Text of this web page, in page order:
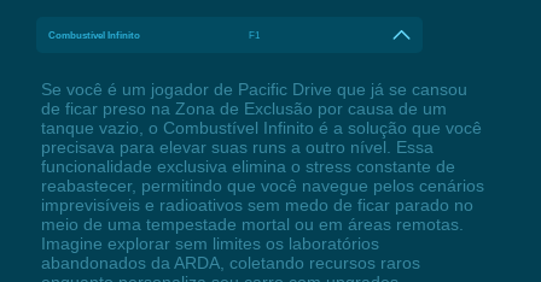
Combustível Infinito F1
Se você é um jogador de Pacific Drive que já se cansou
de ficar preso na Zona de Exclusão por causa de um
tanque vazio, o Combustível Infinito é a solução que você
precisava para elevar suas runs a outro nível. Essa
funcionalidade exclusiva elimina o stress constante de
reabastecer, permitindo que você navegue pelos cenários
imprevisíveis e radioativos sem medo de ficar parado no
meio de uma tempestade mortal ou em áreas remotas.
Imagine explorar sem limites os laboratórios
abandonados da ARDA, coletando recursos raros